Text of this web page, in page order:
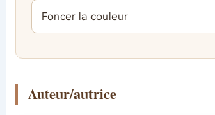
Foncer la couleur
Auteur/autrice